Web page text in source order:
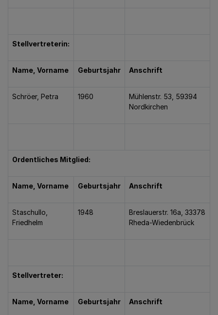
Stellvertreterin:
Name, Vorname Geburtsjahr Anschrift
Schröer, Petra 1960
Mühlenstr. 53, 59394
Nordkirchen
Ordentliches Mitglied:
Name, Vorname Geburtsjahr Anschrift
Staschullo,
Friedhelm
1948
Breslauerstr. 16a, 33378
Rheda-Wiedenbrück
Stellvertreter:
Name, Vorname Geburtsjahr Anschrift